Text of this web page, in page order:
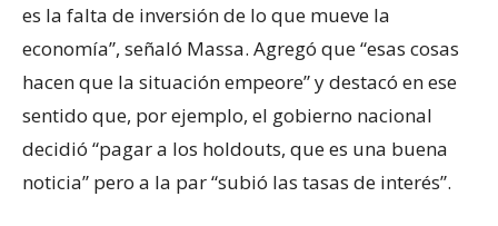
es la falta de inversión de lo que mueve la
economía”, señaló Massa. Agregó que “esas cosas
hacen que la situación empeore” y destacó en ese
sentido que, por ejemplo, el gobierno nacional
decidió “pagar a los holdouts, que es una buena
noticia” pero a la par “subió las tasas de interés”.